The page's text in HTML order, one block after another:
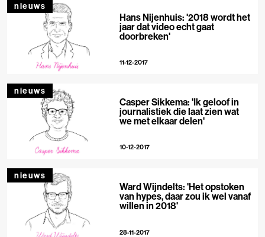
nieuws
Hans Nijenhuis: '2018 wordt het
jaar dat video echt gaat
doorbreken'
11-12-2017
nieuws
Casper Sikkema: 'Ik geloof in
journalistiek die laat zien wat
we met elkaar delen'
10-12-2017
nieuws
Ward Wijndelts: 'Het opstoken
van hypes, daar zou ik wel vanaf
willen in 2018'
28-11-2017